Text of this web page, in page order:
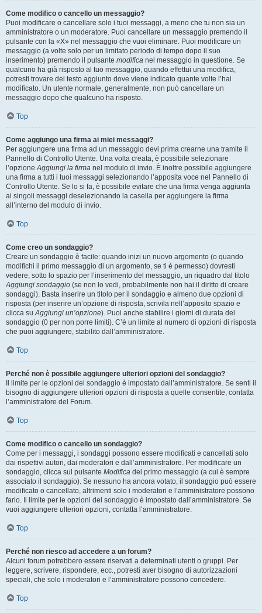
Come modifico o cancello un messaggio?
Puoi modificare o cancellare solo i tuoi messaggi, a meno che tu non sia un
amministratore o un moderatore. Puoi cancellare un messaggio premendo il
pulsante con la «X» nel messaggio che vuoi eliminare. Puoi modificare un
messaggio (a volte solo per un limitato periodo di tempo dopo il suo
inserimento) premendo il pulsante modifica nel messaggio in questione. Se
qualcuno ha già risposto al tuo messaggio, quando effettui una modifica,
potresti trovare del testo aggiunto dove viene indicato quante volte l’hai
modificato. Un utente normale, generalmente, non può cancellare un
messaggio dopo che qualcuno ha risposto.
Top
Come aggiungo una firma ai miei messaggi?
Per aggiungere una firma ad un messaggio devi prima crearne una tramite il
Pannello di Controllo Utente. Una volta creata, è possibile selezionare
l’opzioneAggiungi la firma nel modulo di invio. È inoltre possibile aggiungere
una firma a tutti i tuoi messaggi selezionando l’apposita voce nel Pannello di
Controllo Utente. Se lo si fa, è possibile evitare che una firma venga aggiunta
ai singoli messaggi deselezionando la casella per aggiungere la firma
all’interno del modulo di invio.
Top
Come creo un sondaggio?
Creare un sondaggio è facile: quando inizi un nuovo argomento (o quando
modifichi il primo messaggio di un argomento, se ti è permesso) dovresti
vedere, sotto lo spazio per l’inserimento del messaggio, un riquadro dal titolo
Aggiungi sondaggio (se non lo vedi, probabilmente non hai il diritto di creare
sondaggi). Basta inserire un titolo per il sondaggio e almeno due opzioni di
risposta (per inserire un’opzione di risposta, scrivila nell’apposito spazio e
clicca suAggiungi un’opzione). Puoi anche stabilire i giorni di durata del
sondaggio (0 per non porre limiti). C’è un limite al numero di opzioni di risposta
che puoi aggiungere, stabilito dall’amministratore.
Top
Perché non è possibile aggiungere ulteriori opzioni del sondaggio?
Il limite per le opzioni del sondaggio è impostato dall’amministratore. Se senti il
bisogno di aggiungere ulteriori opzioni di risposta a quelle consentite, contatta
l’amministratore del Forum.
Top
Come modifico o cancello un sondaggio?
Come per i messaggi, i sondaggi possono essere modificati e cancellati solo
dai rispettivi autori, dai moderatori e dall’amministratore. Per modificare un
sondaggio, clicca sul pulsante Modifica del primo messaggio (a cui è sempre
associato il sondaggio). Se nessuno ha ancora votato, il sondaggio può essere
modificato o cancellato, altrimenti solo i moderatori e l’amministratore possono
farlo. Il limite per le opzioni del sondaggio è impostato dall’amministratore. Se
vuoi aggiungere ulteriori opzioni, contatta l’amministratore.
Top
Perché non riesco ad accedere a un forum?
Alcuni forum potrebbero essere riservati a determinati utenti o gruppi. Per
leggere, scrivere, rispondere, ecc., potresti aver bisogno di autorizzazioni
speciali, che solo i moderatori e l’amministratore possono concedere.
Top